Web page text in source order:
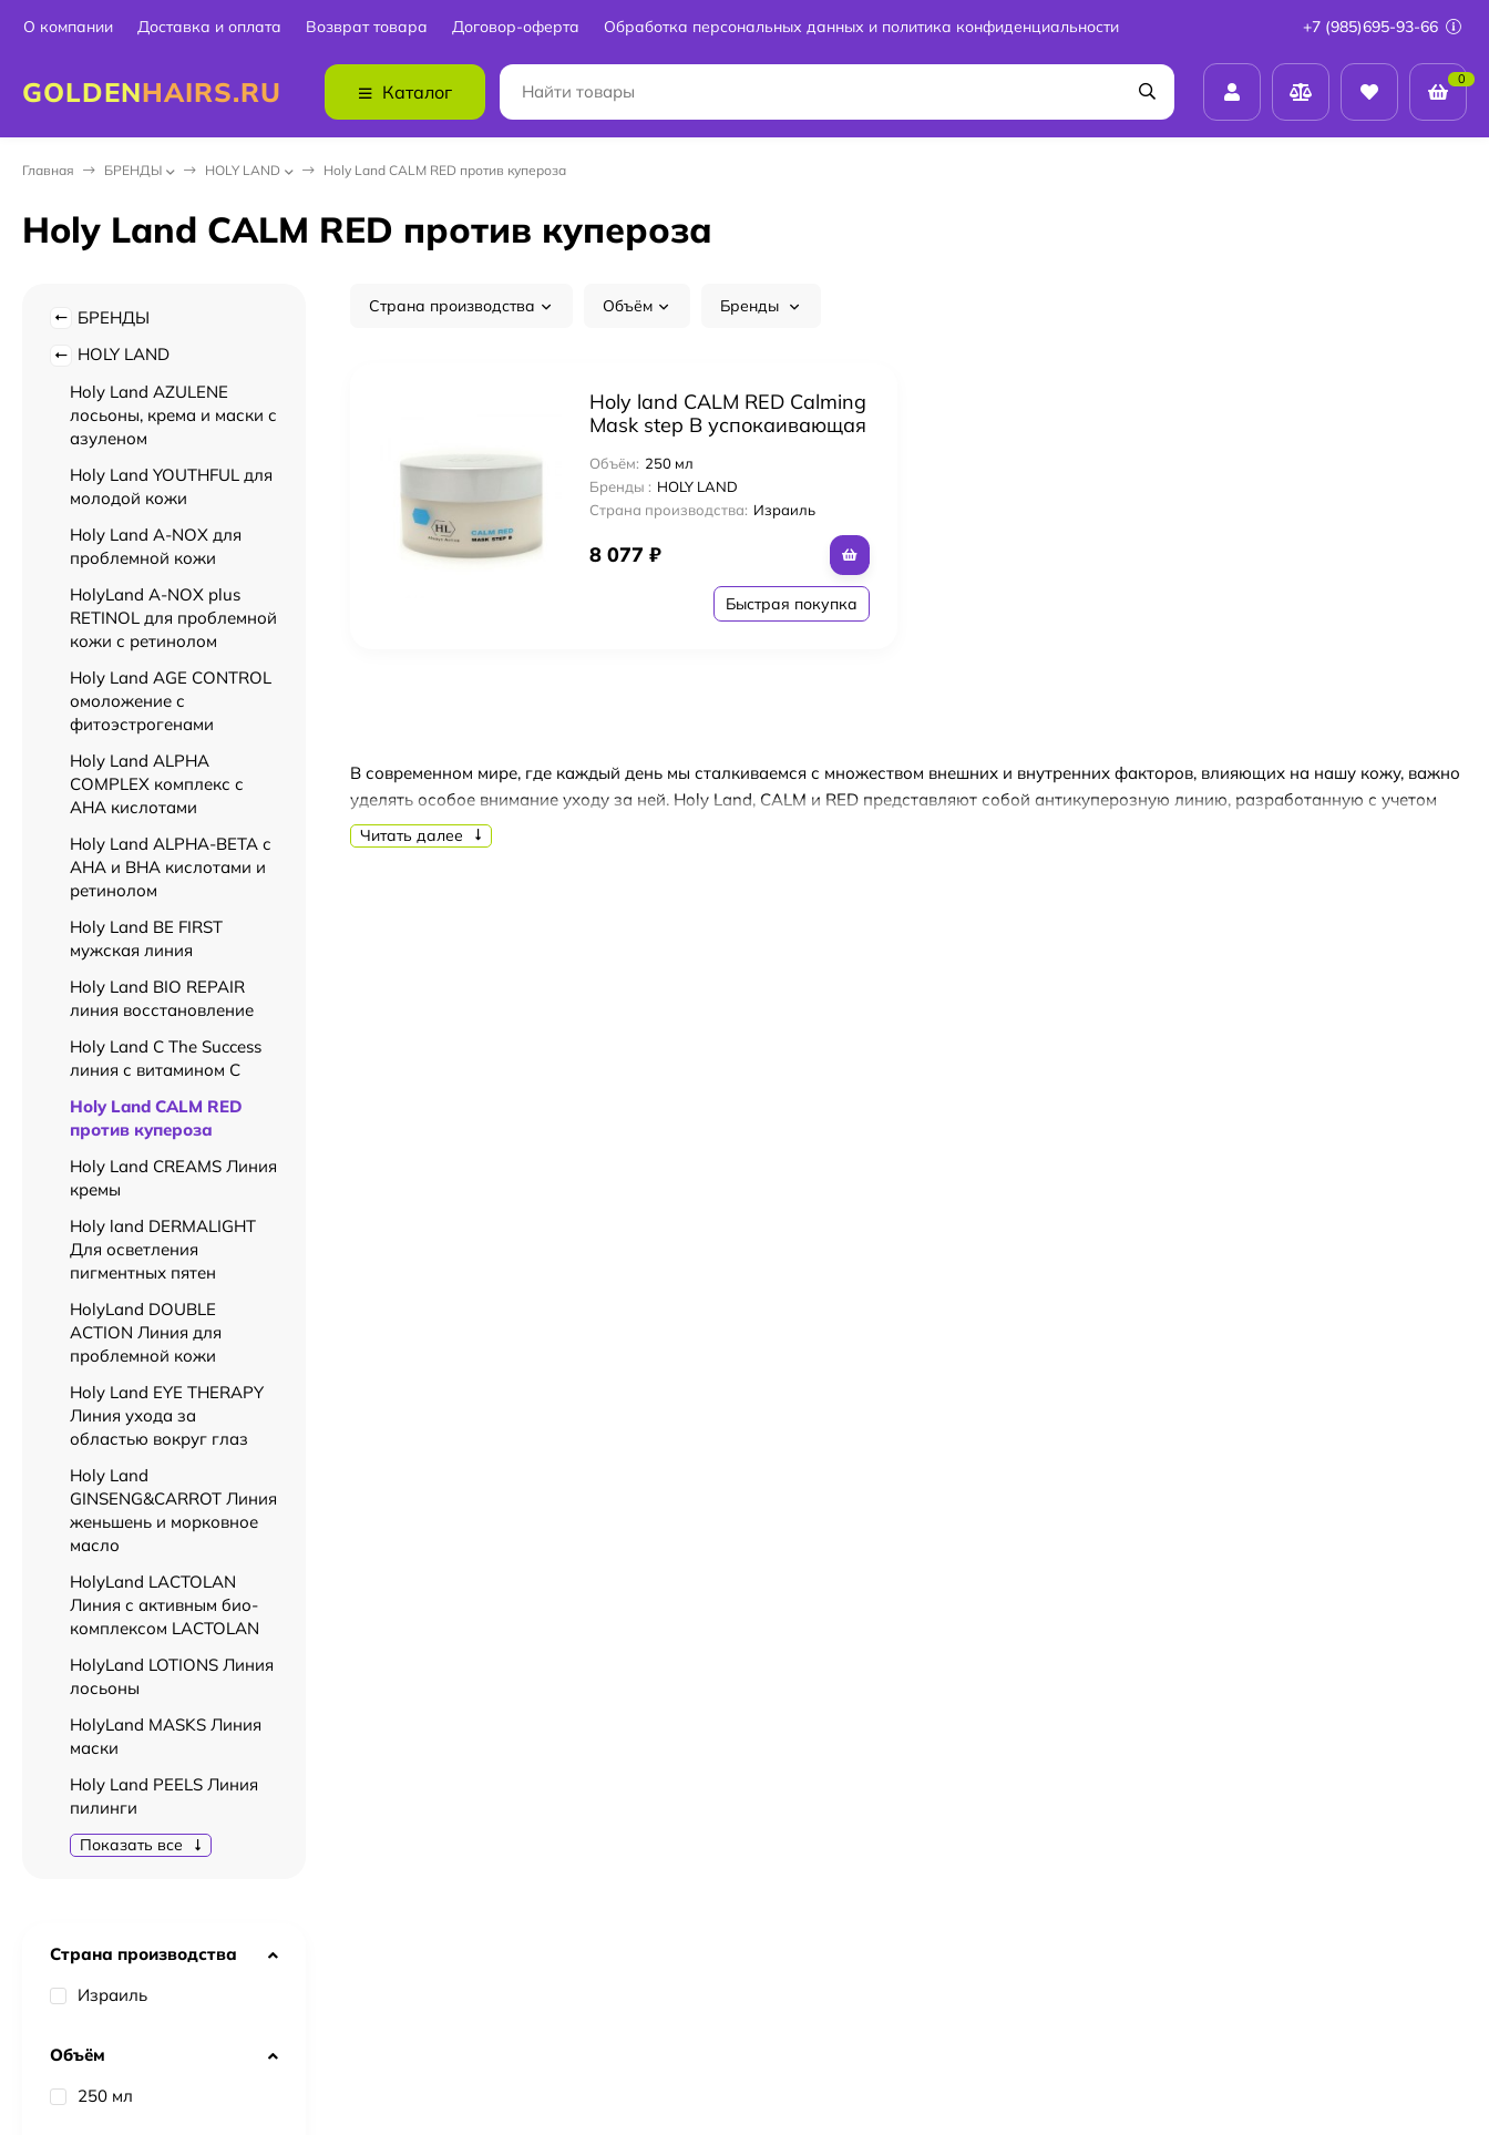
О компании Доставка и оплата Возврат товара Договор-оферта Обработка персональных данных и политика конфиденциальности +7 (985)695-93-66
GOLDENHAIRS.RU Каталог
0
Главная БPEНДЫ HOLY LAND Holy Land CALM RED против купероза
Holy Land CALM RED против купероза
Страна производства Объём Бренды
Holy land CALM RED Calming
Mask step B успокаивающая
Объём: 250 мл
Бренды : HOLY LAND
Страна производства: Израиль
8 077 ₽
Быстрая покупка
В современном мире, где каждый день мы сталкиваемся с множеством внешних и внутренних факторов, влияющих на нашу кожу, важно
уделять особое внимание уходу за ней. Holy Land, CALM и RED представляют собой антикуперозную линию, разработанную с учетом
потребностей современного человека, стремящегося к красоте и здоровью кожи.
Читать далее
БPEНДЫ
HOLY LAND
Holy Land AZULENE
лосьоны, крема и маски с
азуленом
Holy Land YOUTHFUL для
молодой кожи
Holy Land A-NOX для
проблемной кожи
HolyLand A-NOX plus
RETINOL для проблемной
кожи с ретинолом
Holy Land AGE CONTROL
омоложение с
фитоэстрогенами
Holy Land ALPHA
COMPLEX комплекс с
АНА кислотами
Holy Land ALPHA-BETA с
АНА и ВНА кислотами и
ретинолом
Holy Land BE FIRST
мужская линия
Holy Land BIO REPAIR
линия восстановление
Holy Land C The Success
линия с витамином C
Holy Land CALM RED
против купероза
Holy Land CREAMS Линия
кремы
Holy land DERMALIGHT
Для осветления
пигментных пятен
HolyLand DOUBLE
ACTION Линия для
проблемной кожи
Holy Land EYE THERAPY
Линия ухода за
областью вокруг глаз
Holy Land
GINSENG&CARROT Линия
женьшень и морковное
масло
HolyLand LACTOLAN
Линия с активным био-
комплексом LACTOLAN
HolyLand LOTIONS Линия
лосьоны
HolyLand MASKS Линия
маски
Holy Land PEELS Линия
пилинги
Показать все
Страна производства
Израиль
Объём
250 мл